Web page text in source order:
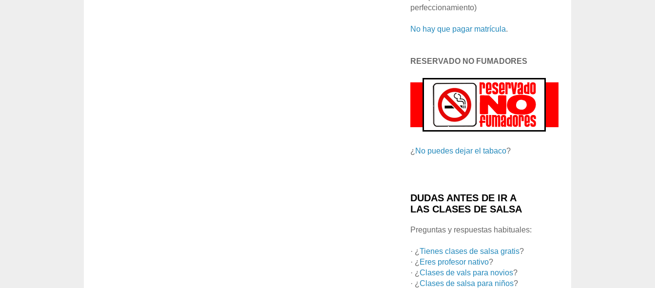
perfeccionamiento)
No hay que pagar matrícula.
RESERVADO NO FUMADORES
¿ No puedes dejar el tabaco?
DUDAS ANTES DE IR A
LAS CLASES DE SALSA
Preguntas y respuestas habituales:
· ¿ Tienes clases de salsa gratis?
· ¿ Eres profesor nativo?
· ¿ Clases de vals para novios?
· ¿ Clases de salsa para niños?